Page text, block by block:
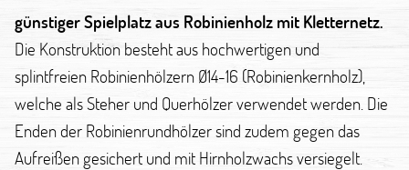
günstiger Spielplatz aus Robinienholz mit Kletternetz.
Die Konstruktion besteht aus hochwertigen und
splintfreien Robinienhölzern Ø14-16 (Robinienkernholz),
welche als Steher und Querhölzer verwendet werden. Die
Enden der Robinienrundhölzer sind zudem gegen das
Aufreißen gesichert und mit Hirnholzwachs versiegelt.